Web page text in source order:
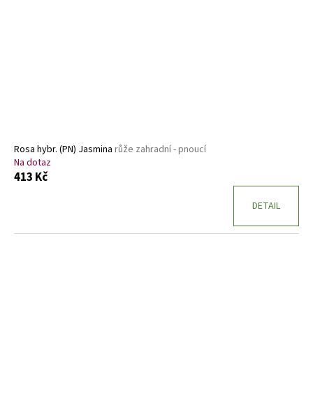
Rosa hybr. (PN) Jasmina růže zahradní - pnoucí
Na dotaz
413 Kč
DETAIL